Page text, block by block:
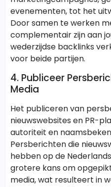
evenementen, tot het
Door samen te werken
complementair zijn aan
wederzijdse backlinks
voor beide partijen.
4. Publiceer
Media
Het publiceren van
nieuwswebsites en PR-
autoriteit en
Persberichten die
hebben op de
grotere kans om
media, wat resulteert in